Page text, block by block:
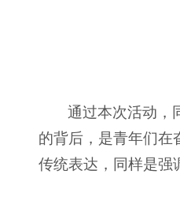
通过本次活动，
的背后，是青年们在
传统表达，同样是强